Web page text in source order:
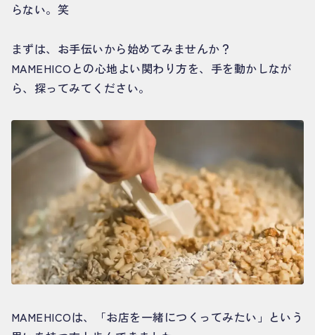
らない。笑
まずは、お手伝いから始めてみませんか？
MAMEHICOとの心地よい関わり方を、手を動かしなが
ら、探ってみてください。
MAMEHICOは、「お店を一緒につくってみたい」という